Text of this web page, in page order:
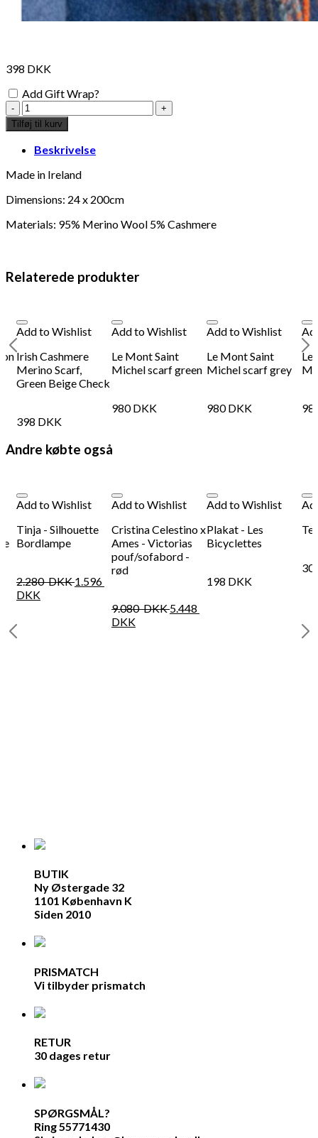
398 DKK
Add Gift Wrap?
cashmere
merino
scarf
-
blue
orange
check
Tilføj til kurv
Beskrivelse
Made in Ireland
Dimensions: 24 x 200cm
Materials: 95% Merino Wool 5% Cashmere
Relaterede produkter
Add to Wishlist
Irish Cashmere
Merino Scarf,
Green Beige Check
398 DKK
Add to Wishlist
Le Mont Saint
Michel scarf green
980DKK
Add to Wishlist
Le Mont Saint
Michel scarf grey
980DKK
Le
Andre købte også
Add to Wishlist
Tinja - Silhouette
Bordlampe
2.280DKK 1.596
DKK
Add to Wishlist
Cristina Celestino x
Ames - Victorias
pouf/sofabord -
rød
9.080DKK 5.448
DKK
Add to Wishlist
Plakat - Les
Bicyclettes
198 DKK
BUTIK
Ny Østergade 32
1101 København K
Siden 2010
PRISMATCH
Vi tilbyder prismatch
RETUR
30 dages retur
SPØRGSMÅL?
Ring 55771430